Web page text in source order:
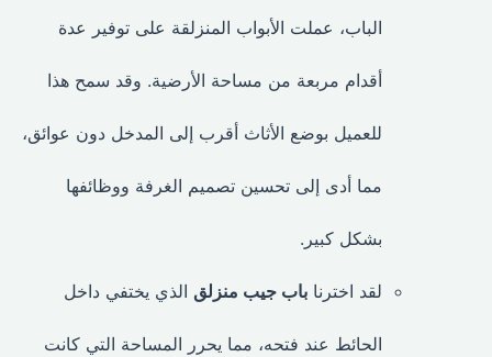
الباب، عملت الأبواب المنزلقة على توفير عدة
أقدام مربعة من مساحة الأرضية. وقد سمح هذا
للعميل بوضع الأثاث أقرب إلى المدخل دون عوائق،
مما أدى إلى تحسين تصميم الغرفة ووظائفها
بشكل كبير.
لقد اخترنا باب جيب منزلقالذي يختفي داخل
الحائط عند فتحه، مما يحرر المساحة التي كانت